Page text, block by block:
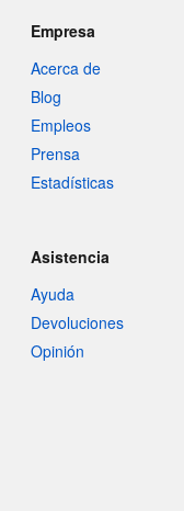
Empresa
Acerca de
Blog
Empleos
Prensa
Estadísticas
Asistencia
Ayuda
Devoluciones
Opinión